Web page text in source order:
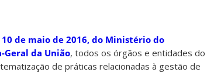
de maio de 2016, do Ministério do
Geral da União, todos os órgãos e entidades do
de práticas relacionadas à gestão de